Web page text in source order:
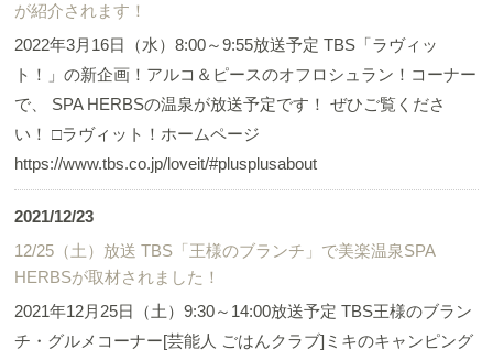
が紹介されます！
2022年3月16日（水）8:00～9:55放送予定 TBS「ラヴィッ
ト！」の新企画！アルコ＆ピースのオフロシュラン！コーナー
で、 SPA HERBSの温泉が放送予定です！ ぜひご覧くださ
い！ □ラヴィット！ホームページ
https://www.tbs.co.jp/loveit/#plusplusabout
2021/12/23
12/25（土）放送 TBS「王様のブランチ」で美楽温泉SPA
HERBSが取材されました！
2021年12月25日（土）9:30～14:00放送予定 TBS王様のブラン
チ・グルメコーナー[芸能人 ごはんクラブ]ミキのキャンピング